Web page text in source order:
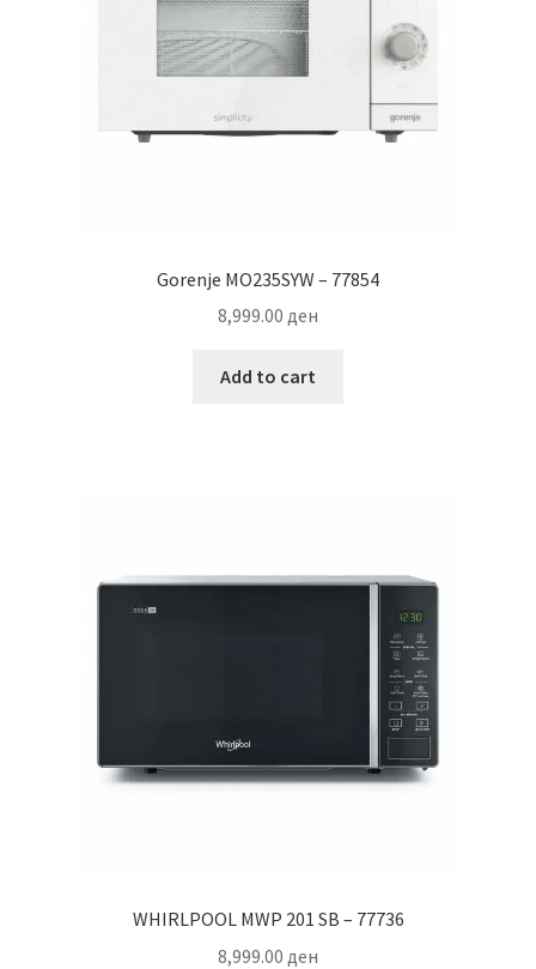
Gorenje MO235SYW – 77854
8,999.00 ден
Add to cart
WHIRLPOOL MWP 201 SB – 77736
8,999.00 ден